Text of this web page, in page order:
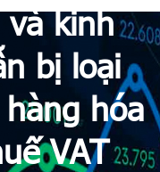
kinh
bị loại
hóa
VAT